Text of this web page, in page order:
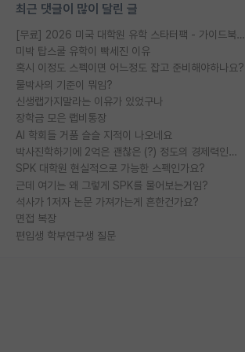
최근 댓글이 많이 달린 글
[무료] 2026 미국 대학원 유학 스타터팩 - 가이드북 & 합격자 컨택메일 템플릿
미박 탑스쿨 유학이 빡세진 이유
혹시 이정도 스펙이면 어느정도 잡고 준비해야하나요?
물박사의 기준이 뭐임?
신생랩가지말라는 이유가 있었구나
장학금 모은 랩비통장
AI 학회들 거품 슬슬 지적이 나오네요
박사진학하기에 2억은 괜찮은 (?) 정도의 경제력인가요
SPK 대학원 현실적으로 가능한 스펙인가요?
근데 여기는 왜 그렇게 SPK를 물어보는거임?
석사가 1저자 논문 가져가는게 흔한건가요?
면접 복장
편입생 학부연구생 질문